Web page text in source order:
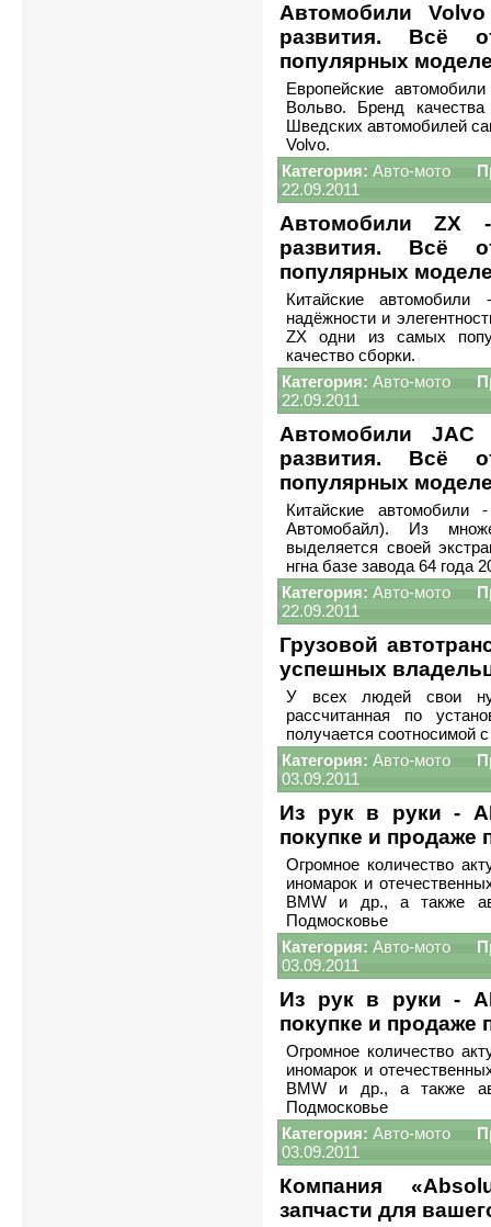
Автомобили
развития. Всё
популярных
Европейские
Вольво. Бренд
Шведских автомобилей
Volvo.
Категория: Авто-мото
22.09.2011
Автомобили ZX
развития. Всё
популярных
Китайские
надёжности и
ZX одни из самых
качество сборки.
Категория: Авто-мото
22.09.2011
Автомобили JAC
развития. Всё
популярных
Китайские
Автомобайл). Из
выделяется своей
нгна базе завода 64 года
Категория: Авто-мото
22.09.2011
Грузовой
успешных
У всех людей свои
рассчитанная по
получается соотносимой
Категория: Авто-мото
03.09.2011
Из рук в руки -
покупке и продаже
Огромное количество
иномарок и
BMW и др., а также
Подмосковье
Категория: Авто-мото
03.09.2011
Из рук в руки -
покупке и продаже
Огромное количество
иномарок и
BMW и др., а также
Подмосковье
Категория: Авто-мото
03.09.2011
Компания
запчасти для